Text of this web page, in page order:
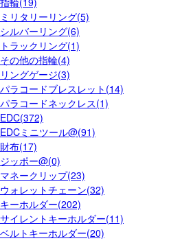
ミリタリーリング(5)
シルバーリング(6)
トラックリング(1)
その他の指輪(4)
リングゲージ(3)
パラコードブレスレット(14)
パラコードネックレス(1)
EDC(372)
EDCミニツール@(91)
財布(17)
ジッポー@(0)
マネークリップ(23)
ウォレットチェーン(32)
キーホルダー(202)
サイレントキーホルダー(11)
ベルトキーホルダー(20)